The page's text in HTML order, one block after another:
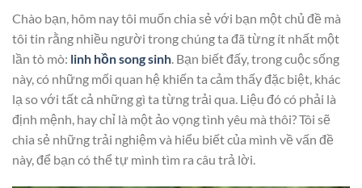
Chào bạn, hôm nay tôi muốn chia sẻ với bạn một chủ đề mà
tôi tin rằng nhiều người trong chúng ta đã từng ít nhất một
lần tò mò: linh hồn song sinh . Bạn biết đấy, trong cuộc sống
này, có những mối quan hệ khiến ta cảm thấy đặc biệt, khác
lạ so với tất cả những gì ta từng trải qua. Liệu đó có phải là
định mệnh, hay chỉ là một ảo vọng tình yêu mà thôi? Tôi sẽ
chia sẻ những trải nghiệm và hiểu biết của mình về vấn đề
này, để bạn có thể tự mình tìm ra câu trả lời.